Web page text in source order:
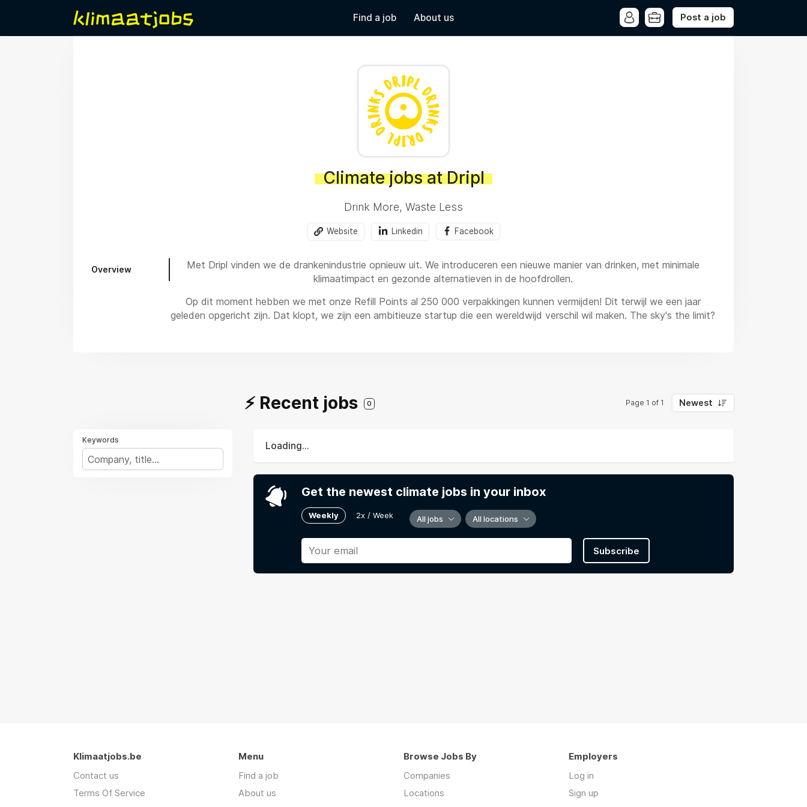
Find a job About us Post a job
Climate jobs at Dripl
Drink More, Waste Less
Website Linkedin Facebook
Overview
Met Dripl vinden we de drankenindustrie opnieuw uit. We introduceren een nieuwe manier van drinken, met minimale
klimaatimpact en gezonde alternatieven in de hoofdrollen.
Op dit moment hebben we met onze Refill Points al 250 000 verpakkingen kunnen vermijden! Dit terwijl we een jaar
geleden opgericht zijn. Dat klopt, we zijn een ambitieuze startup die een wereldwijd verschil wil maken. The sky's the limit?
⚡️ Recent jobs 0 Page 1 of 1 Newest
Keywords
Loading...
Get the newest climate jobs in your inbox
Weekly 2x / Week All jobs All locations
Subscribe
Klimaatjobs.be
Contact us
Terms Of Service
Menu
Find a job
About us
Browse Jobs By
Companies
Locations
Employers
Log in
Sign up